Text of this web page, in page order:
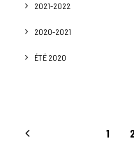
2021-2022
2020-2021
ÉTÉ 2020
1 2